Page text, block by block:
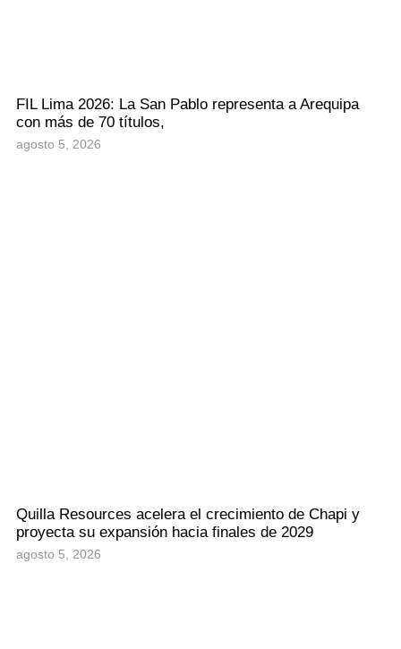
FIL Lima 2026: La San Pablo representa a Arequipa
con más de 70 títulos,
agosto 5, 2026
Quilla Resources acelera el crecimiento de Chapi y
proyecta su expansión hacia finales de 2029
agosto 5, 2026